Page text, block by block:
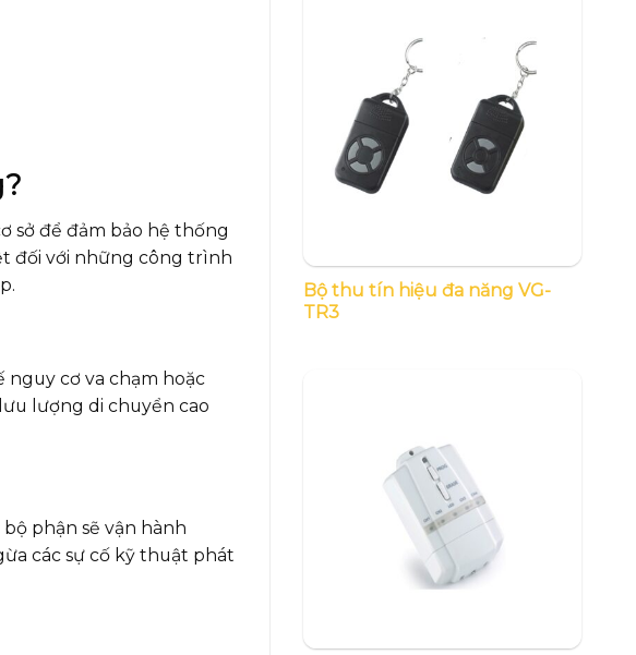
sở để đảm bảo hệ thống
đối với những công trình
nguy cơ va chạm hoặc
lượng di chuyển cao
phận sẽ vận hành
các sự cố kỹ thuật phát
Bộ thu tín hiệu đa năng VG-
TR3